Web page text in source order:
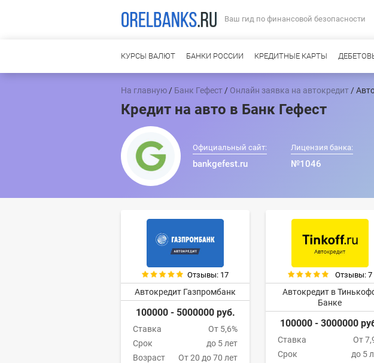
Ваш гид по финансовой безопасности
КУРСЫ ВАЛЮТ БАНКИ РОССИИ КРЕДИТНЫЕ КАРТЫ
На главную / Банк Гефест / Онлайн заявка на автокредит /
Кредит на авто в Банк Гефест
Официальный сайт:
bankgefest.ru
Лицензия банка:
№1046
Отзывы: 17
Автокредит Газпромбанк
100000 - 5000000 руб.
Ставка
От 5,6%
Срок
до 5 лет
Возраст
От 20 до 70 лет
Отзывы: 7
Автокредит в
Банке
100000 - 3000000
Ставка
От
Срок
до 5